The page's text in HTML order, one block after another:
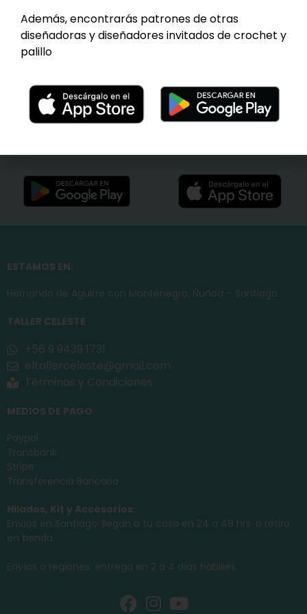
Color
Add to cart
ESTAMOS EN:
Hernando de Aguirre con Montenegro, Ñuñoa – Santiago.
TALLER CELESTE
+56 9 9439 1731
eltallerceleste@gmail.com
Términos y Condiciones
MEDIOS DE PAGO
Paypal
Transbank
Stripe
Transferencia Bancaria
Hilados, Kit y Accesorios:
Envíos en Santiago: llegan a tu casa en 24 a 48 hrs. o retiro
en tienda.
Envíos a regiones: entrega en 2 a 4 días hábilies.
Además, encontrarás patrones de otras
diseñadoras y diseñadores invitados de crochet y
palillo